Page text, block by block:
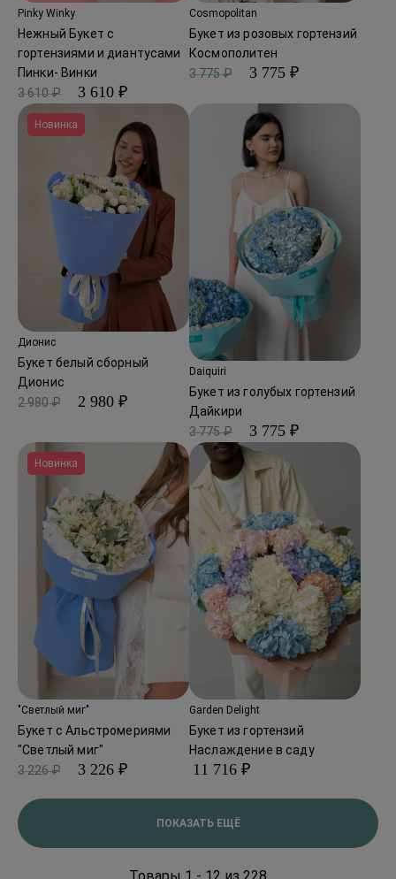
Pinky Winky
Нежный Букет с
гортензиями и диантусами
Пинки- Винки
3 610 ₽
3 610 ₽
Cosmopolitan
Букет из розовых гортензий
Космополитен
3 775 ₽
3 775 ₽
Новинка
Дионис
Букет белый сборный
Дионис
2 980 ₽
2 980 ₽
Daiquiri
Букет из голубых гортензий
Дайкири
3 775 ₽
3 775 ₽
Новинка
"Светлый миг"
Букет с Альстромериями
"Светлый миг"
3 226 ₽
3 226 ₽
Garden Delight
Букет из гортензий
Наслаждение в саду
11 716 ₽
ПОКАЗАТЬ ЕЩЁ